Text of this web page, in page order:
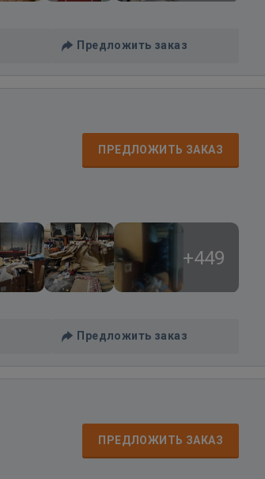
Предложить заказ
ПРЕДЛОЖИТЬ ЗАКАЗ
+449
Предложить заказ
ПРЕДЛОЖИТЬ ЗАКАЗ